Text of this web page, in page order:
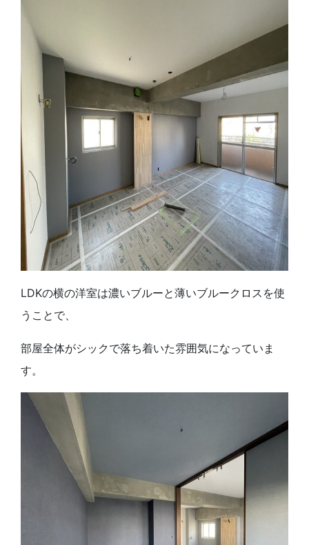
LDKの横の洋室は濃いブルーと薄いブルークロスを使
うことで、
部屋全体がシックで落ち着いた雰囲気になっていま
す。